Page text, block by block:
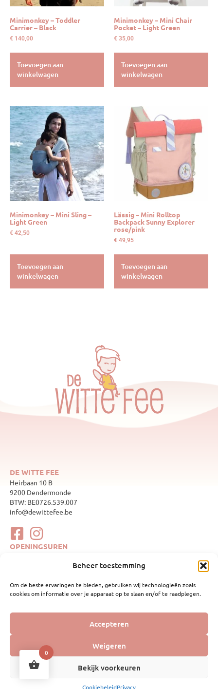
Beheer toestemming
Om de beste ervaringen te bieden, gebruiken wij technologieën zoals
cookies om informatie over je apparaat op te slaan en/of te raadplegen.
Accepteren
Weigeren
Bekijk voorkeuren
CookiebeleidPrivacy
Minimonkey – Toddler
Carrier – Black
€ 140,00
Toevoegen aan
winkelwagen
Minimonkey – Mini Chair
Pocket – Light Green
€ 35,00
Toevoegen aan
winkelwagen
Minimonkey – Mini Sling –
Light Green
€ 42,50
Toevoegen aan
winkelwagen
Lässig – Mini Rolltop
Backpack Sunny Explorer
rose/pink
€ 49,95
Toevoegen aan
winkelwagen
DE WITTE FEE
Heirbaan 10 B
9200 Dendermonde
BTW: BE0726.539.007
info@dewittefee.be
OPENINGSUREN
10:00–17:00
donderdag
10:00–17:00
vrijdag
10:00–17:00
zondag
Gesloten
Mijn account
Geboortelijsten
Webshop
0